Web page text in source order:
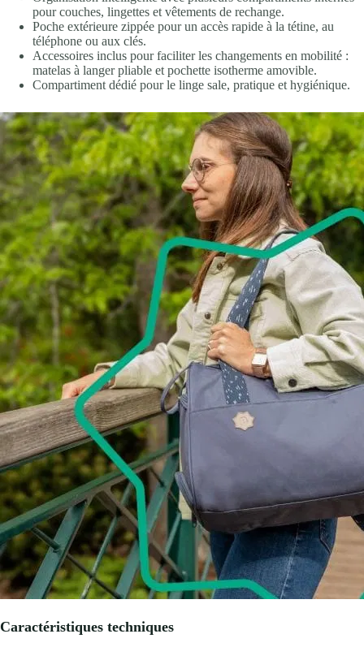
pour couches, lingettes et vêtements de rechange.
Poche extérieure zippée pour un accès rapide à la tétine, au
téléphone ou aux clés.
Accessoires inclus pour faciliter les changements en mobilité :
matelas à langer pliable et pochette isotherme amovible.
Compartiment dédié pour le linge sale, pratique et hygiénique.
Caractéristiques techniques